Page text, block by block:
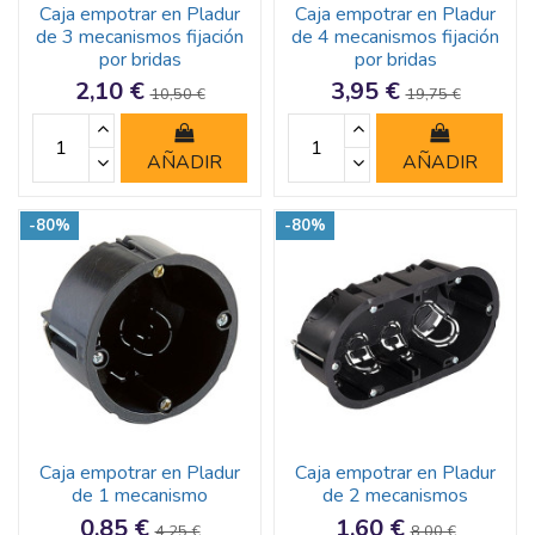
Caja empotrar en Pladur
de 3 mecanismos fijación
por bridas
2,10 €10,50 €
AÑADIR
Caja empotrar en Pladur
de 4 mecanismos fijación
por bridas
3,95 €19,75 €
AÑADIR
-80%
Caja empotrar en Pladur
de 1 mecanismo
0,85 €
-80%
Caja empotrar en Pladur
de 2 mecanismos
1,60 €